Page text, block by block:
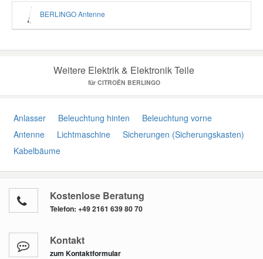
BERLINGO Antenne
Weitere Elektrik & Elektronik Teile
für CITROËN BERLINGO
Anlasser Beleuchtung hinten
Beleuchtung vorne
Antenne
Lichtmaschine
Sicherungen (Sicherungskasten)
Kabelbäume
Kostenlose Beratung
Telefon: +49 2161 639 80 70
Kontakt
zum Kontaktformular